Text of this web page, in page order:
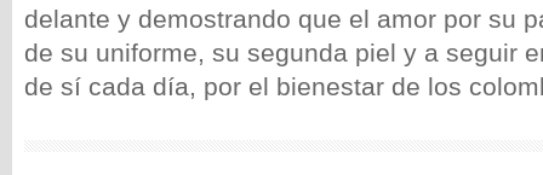
delante y demostrando que el amor por su
de su uniforme, su segunda piel y a seguir
de sí cada día, por el bienestar de los